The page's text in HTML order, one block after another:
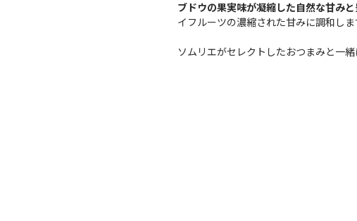
ブドウの果実味が凝縮した自然な甘み
イフルーツの濃縮された甘みに調和しま
ソムリエがセレクトしたおつまみと一